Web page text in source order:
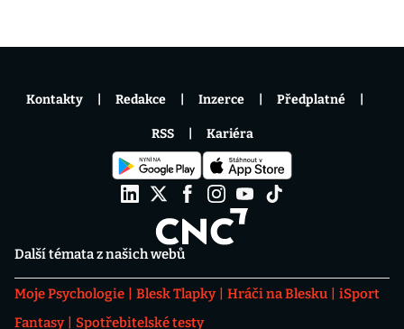
Další témata z našich webů
Moje Psychologie Blesk Tlapky Hráči na Blesku
iSport
Fantasy
Spotřebitelské testy
Kontakty Redakce Inzerce Předplatné
RSS Kariéra